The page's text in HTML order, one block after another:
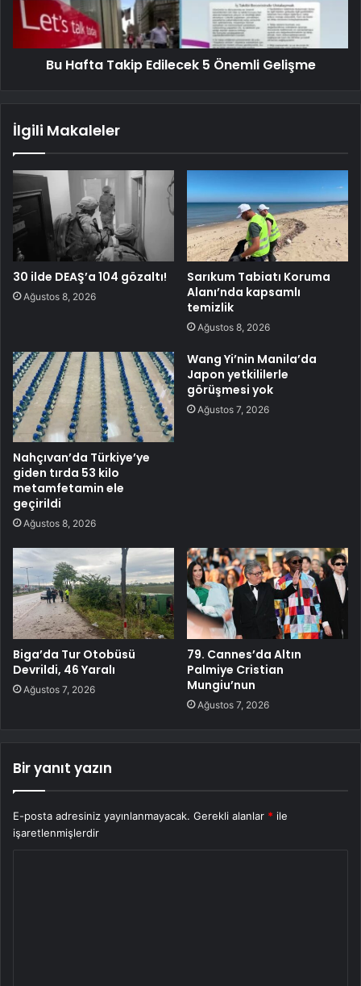
Bu Hafta Takip Edilecek 5 Önemli Gelişme
İlgili Makaleler
30 ilde DEAŞ’a 104 gözaltı!
Ağustos 8, 2026
Sarıkum Tabiatı Koruma
Alanı’nda kapsamlı
temizlik
Ağustos 8, 2026
Nahçıvan’da Türkiye’ye
giden tırda 53 kilo
metamfetamin ele
geçirildi
Ağustos 8, 2026
Wang Yi’nin Manila’da
Japon yetkililerle
görüşmesi yok
Ağustos 7, 2026
Biga’da Tur Otobüsü
Devrildi, 46 Yaralı
Ağustos 7, 2026
79. Cannes’da Altın
Palmiye Cristian
Mungiu’nun
Ağustos 7, 2026
Bir yanıt yazın
E-posta adresiniz yayınlanmayacak. Gerekli alanlar * ile
işaretlenmişlerdir